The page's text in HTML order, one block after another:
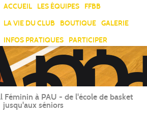
ACCUEIL LES ÉQUIPES
FFBB
LA VIE DU CLUB
BOUTIQUE
GALERIE
INFOS PRATIQUES
PARTICIPER
Féminin à PAU - de l'école de basket
jusqu'aux séniors